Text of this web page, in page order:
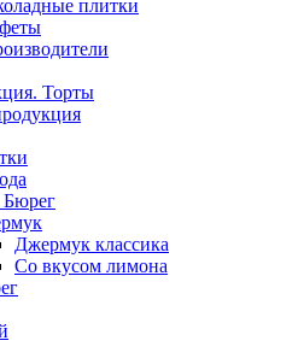
плитки
Торты
Джермук классика
Со вкусом лимона